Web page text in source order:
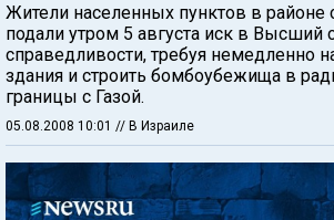
Жители населенных пунктов в районе
подали утром 5 августа иск в Высший
справедливости, требуя немедленно
здания и строить бомбоубежища в
границы с Газой.
05.08.2008 10:01 // В Израиле